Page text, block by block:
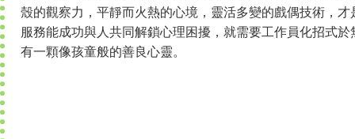
殼的觀察力，平靜而火熱的心境，靈活多變的戲偶技術，
服務能成功與人共同解鎖心理困擾，就需要工作員化招式
有一顆像孩童般的善良心靈。